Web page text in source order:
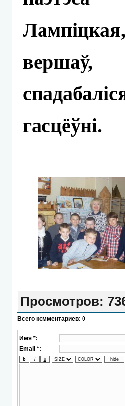
вершаў,
гасцёўні.
Просмотров:
Всего комментариев: 0
Имя *:
Email *: